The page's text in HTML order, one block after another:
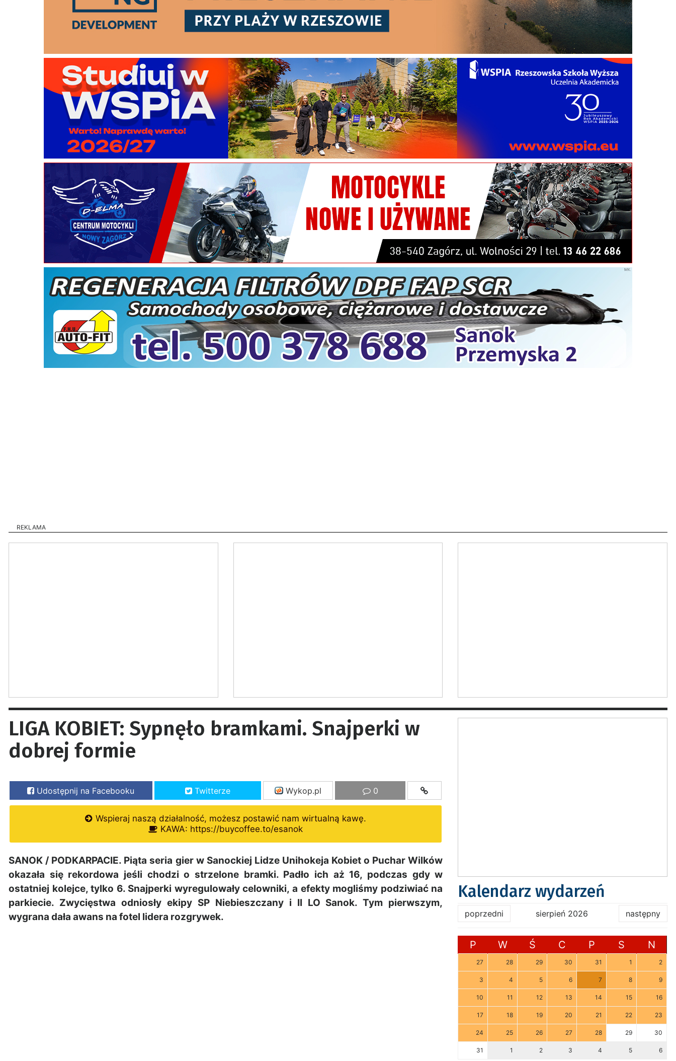
REKLAMA
LIGA KOBIET: Sypnęło bramkami. Snajperki w
dobrej formie
Udostępnij na Facebooku Twitterze Wykop.pl 0
Wspieraj naszą działalność, możesz postawić nam wirtualną kawę.
KAWA: https://buycoffee.to/esanok
SANOK / PODKARPACIE. Piąta seria gier w Sanockiej Lidze Unihokeja Kobiet o Puchar Wilków
okazała się rekordowa jeśli chodzi o strzelone bramki. Padło ich aż 16, podczas gdy w
ostatniej kolejce, tylko 6. Snajperki wyregulowały celowniki, a efekty mogliśmy podziwiać na
parkiecie. Zwycięstwa odniosły ekipy SP Niebieszczany i II LO Sanok. Tym pierwszym,
wygrana dała awans na fotel lidera rozgrywek.
Kalendarz wydarzeń
poprzedni sierpień 2026 następny
P W Ś C P S N
27 28 29 30 31 1 2
3 4 5 6 7 8 9
10 11 12 13 14 15 16
17 18 19 20 21 22 23
24 25 26 27 28 29 30
31 1 2 3 4 5 6